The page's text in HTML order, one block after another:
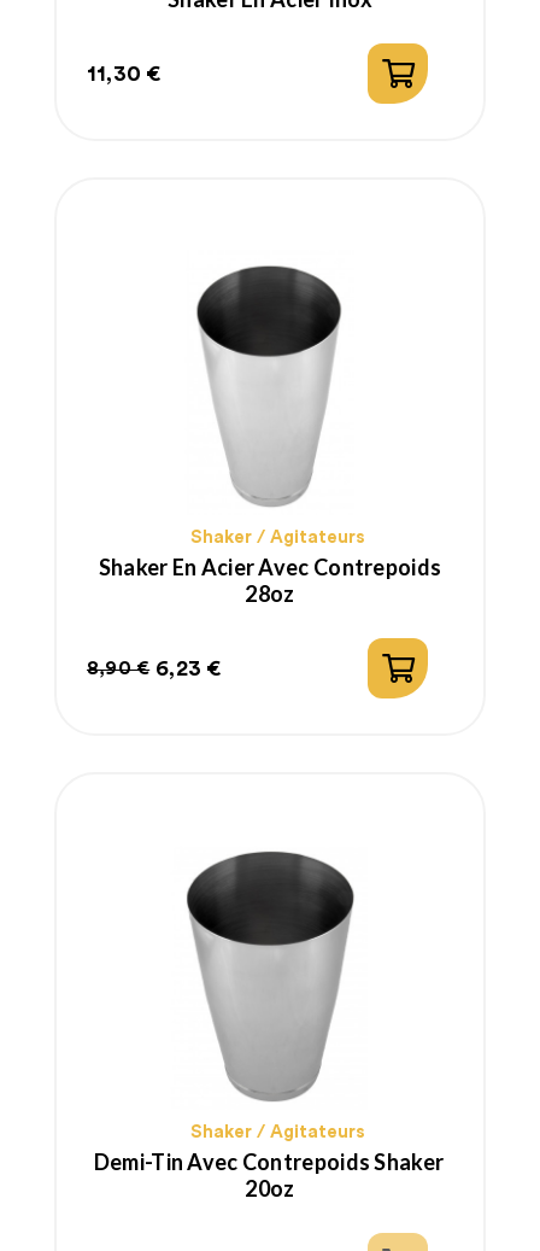
Prix
11,30 €
Shaker / Agitateurs
Shaker En Acier Avec Contrepoids
28oz
Prix
8,90 €
Prix
6,23 €
Shaker / Agitateurs
Demi-Tin Avec Contrepoids Shaker
20oz